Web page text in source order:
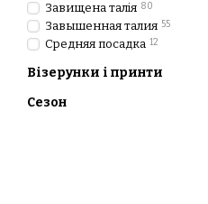
Завищена талія 80
Завышенная талия 55
Средняя посадка 12
Візерунки і принти
Сезон